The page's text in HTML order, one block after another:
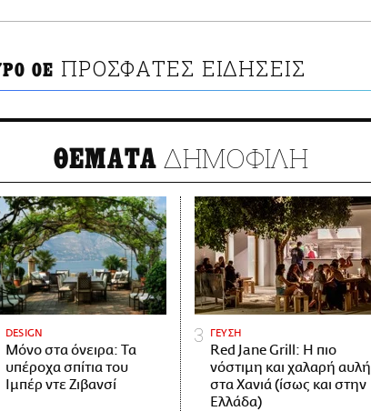
ΟΕ ΠΡΟΣΦΑΤΕΣ ΕΙΔΗΣΕΙΣ
ΘΕΜΑΤΑ ΔΗΜΟΦΙΛΗ
DESIGN
Μόνο στα όνειρα: Τα
υπέροχα σπίτια του
Ιμπέρ ντε Ζιβανσί
ΓΕΥΣΗ
Red Jane Grill: Η πιο
νόστιμη και χαλαρή αυλή
στα Χανιά (ίσως και στην
Ελλάδα)